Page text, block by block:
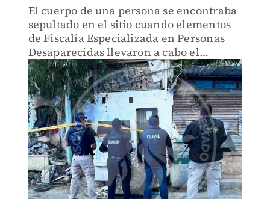
El cuerpo de una persona se encontraba
sepultado en el sitio cuando elementos
de Fiscalía Especializada en Personas
Desaparecidas llevaron a cabo el
operativo.